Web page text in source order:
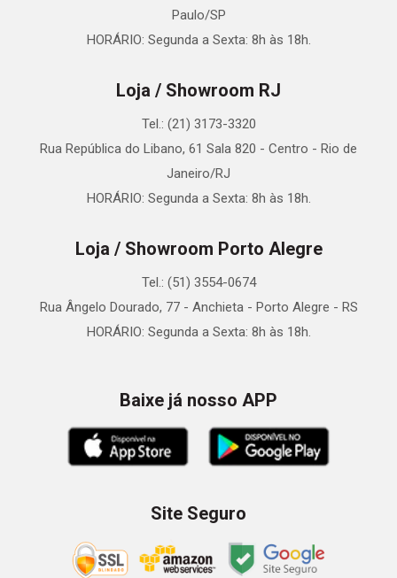
Paulo/SP
HORÁRIO: Segunda a Sexta: 8h às 18h.
Loja / Showroom RJ
Tel.: (21) 3173-3320
Rua República do Libano, 61 Sala 820 - Centro - Rio de
Janeiro/RJ
HORÁRIO: Segunda a Sexta: 8h às 18h.
Loja / Showroom Porto Alegre
Tel.: (51) 3554-0674
Rua Ângelo Dourado, 77 - Anchieta - Porto Alegre - RS
HORÁRIO: Segunda a Sexta: 8h às 18h.
Baixe já nosso APP
Site Seguro